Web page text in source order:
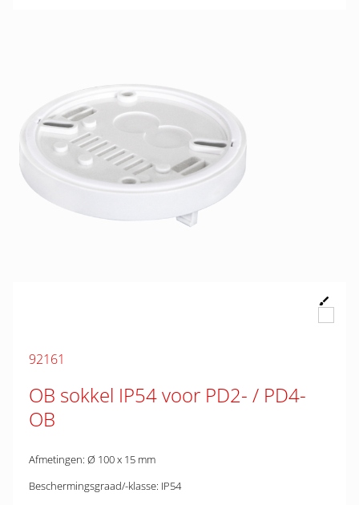
92161
OB sokkel IP54 voor PD2- / PD4-
OB
Afmetingen: Ø 100 x 15 mm
Beschermingsgraad/-klasse: IP54